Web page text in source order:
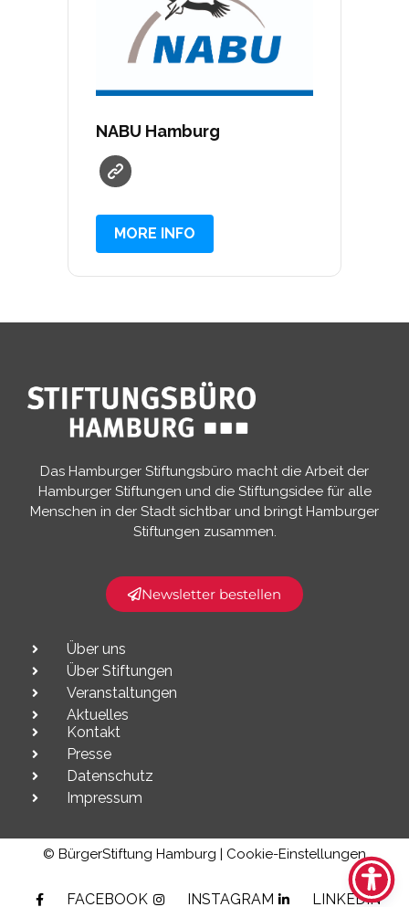
NABU Hamburg
MORE INFO
Das Hamburger Stiftungsbüro macht die Arbeit der
Hamburger Stiftungen und die Stiftungsidee für alle
Menschen in der Stadt sichtbar und bringt Hamburger
Stiftungen zusammen.​
Newsletter bestellen
Über uns
Über Stiftungen
Veranstaltungen
Aktuelles
Kontakt
Presse
Datenschutz
Impressum
© BürgerStiftung Hamburg | Cookie-Einstellungen
FACEBOOK INSTAGRAM LINKEDIN